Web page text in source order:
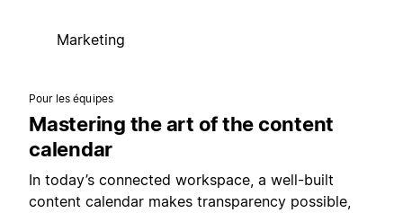
Marketing
Pour les équipes
Mastering the art of the content
calendar
In today’s connected workspace, a well-built
content calendar makes transparency possible,